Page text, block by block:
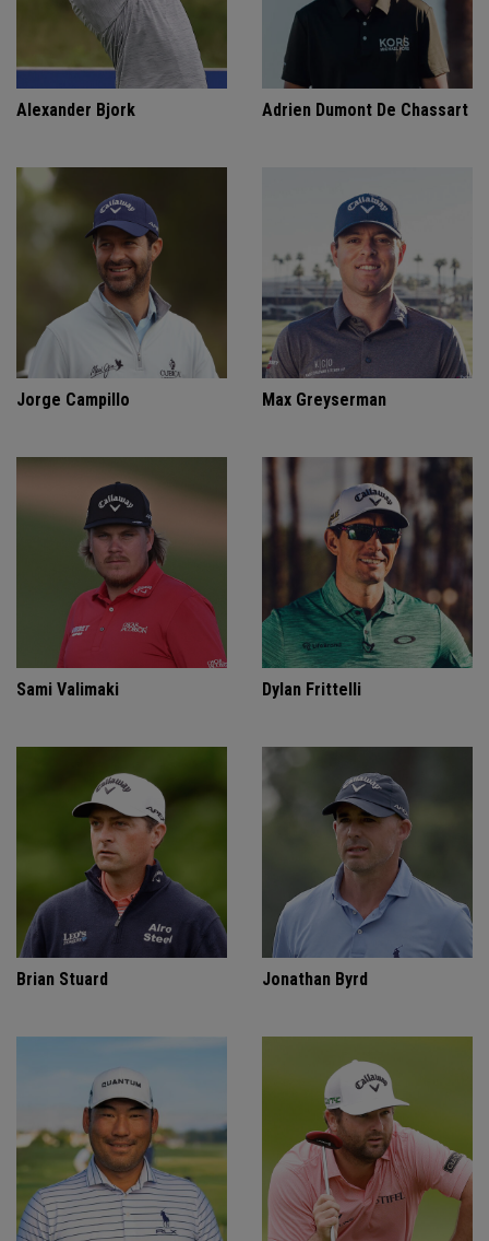
Alexander Bjork Adrien Dumont De Chassart
Jorge Campillo Max Greyserman
Sami Valimaki Dylan Frittelli
Brian Stuard Jonathan Byrd